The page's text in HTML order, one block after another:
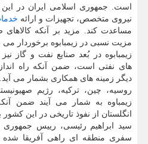
است. جمهوری اسلامی ایران در این
نیروی متخصص، تجهیزات و ارائه
مساعدت کند. مزید بر آنکه کالاهای
مزیت نسبی در زیمبابوه برخوردار می
زیمبابوه در بُعد صنایع نفت و گاز نیز
های نفتی است، ضمن آنکه راه
دیگر زمینه های همکاری بشمار می آید.
روسیه، چین، ترکیه، رژیم
زیمباوه به شمار می آیند ضمن
انگلستان از نفوذ تاریخی در این کشور
سید ابراهیم رئیسی، رییس جمهوری
سفری منطقه ای راهی آفریقا شده